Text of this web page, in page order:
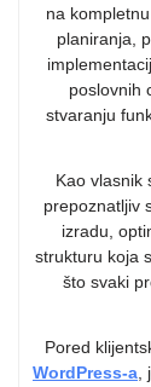
na kompletnu
planiranja,
poslovnih
stvaranju
Kao vlasnik
prepoznatljiv
izradu,
strukturu koja
što svaki
Pored
WordPress-a,